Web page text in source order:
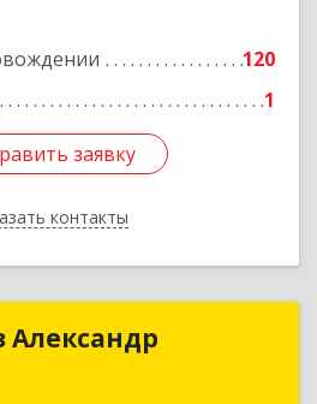
120
1
заявку
контакты
заявку
Назад
Александр